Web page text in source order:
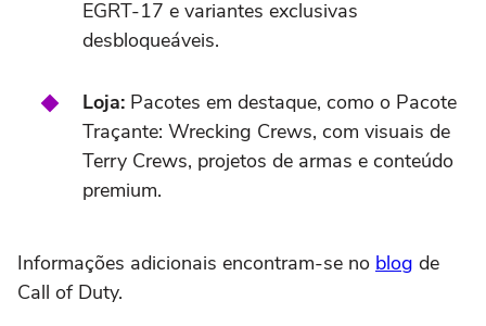
EGRT-17 e variantes exclusivas
desbloqueáveis.
Loja: Pacotes em destaque, como o Pacote
Traçante: Wrecking Crews, com visuais de
Terry Crews, projetos de armas e conteúdo
premium.
Informações adicionais encontram-se no blog de
Call of Duty.